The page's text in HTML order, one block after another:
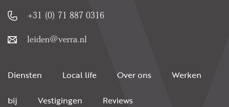
+31 (0) 71 887 0316
leiden@verra.nl
Diensten Local life Over ons Werken
bij Vestigingen Reviews